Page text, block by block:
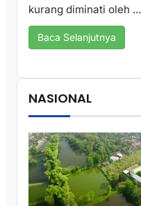
kurang diminati oleh ...
Baca Selanjutnya
NASIONAL